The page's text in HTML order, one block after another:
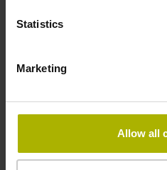
Statistics
Marketing
Allow all
Verkürzungsfaktor 150µm/m
Anschlussmaße